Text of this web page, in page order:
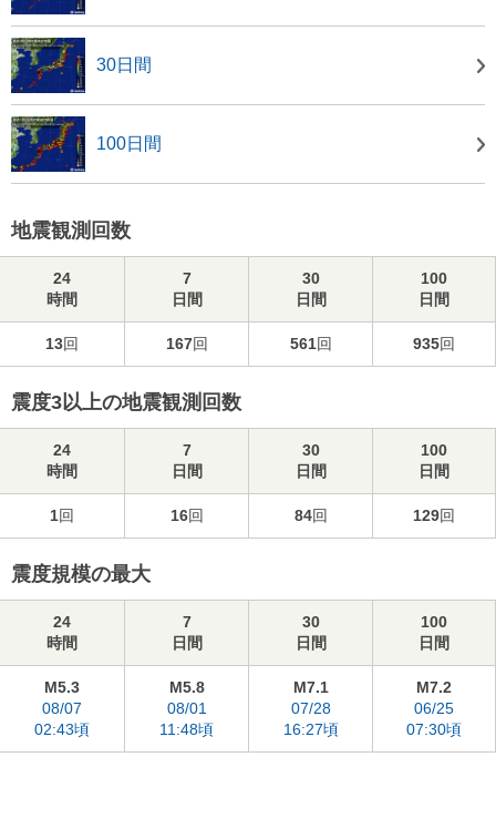
30日間
100日間
地震観測回数
24
時間
7
日間
30
日間
100
日間
13回 167回 561回 935回
震度3以上の地震観測回数
24
時間
7
日間
30
日間
100
日間
1回 16回 84回 129回
震度規模の最大
24
時間
7
日間
30
日間
100
日間
M5.3
08/07
02:43頃
M5.8
08/01
11:48頃
M7.1
07/28
16:27頃
M7.2
06/25
07:30頃